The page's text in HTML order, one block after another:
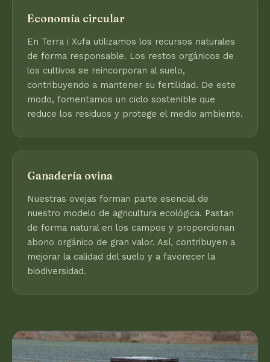
Economía circular
En Terra i Xufa utilizamos los recursos naturales
de forma responsable. Los restos orgánicos de
los cultivos se reincorporan al suelo,
contribuyendo a mantener su fertilidad. De este
modo, fomentamos un ciclo sostenible que
reduce los residuos y protege el medio ambiente.
Ganadería ovina
Nuestras ovejas forman parte esencial de
nuestro modelo de agricultura ecológica. Pastan
de forma natural en los campos y proporcionan
abono orgánico de gran valor. Así, contribuyen a
mejorar la calidad del suelo y a favorecer la
biodiversidad.